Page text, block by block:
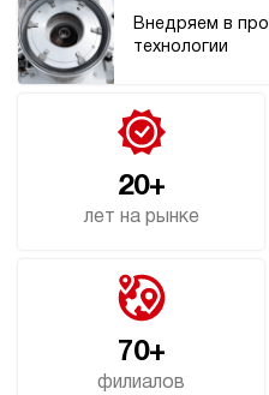
Гидростанция НЭР-4,5И702Т
231 853 руб
Внедряем в
технологии
20+
лет на рынке
70+
филиалов